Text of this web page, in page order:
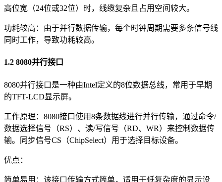
高位宽（24位或32位）时，线缆复杂且占用空间较大。
功耗较高：由于并行数据传输，每个时钟周期需要多条信号线
同时工作，导致功耗较高。
1.2 8080并行接口
8080并行接口是一种由Intel定义的8位数据总线，常用于早期
的TFT-LCD显示屏。
工作原理：8080接口使用8条数据线进行并行传输，通过命令/
数据选择信号（RS）、读/写信号（RD、WR）来控制数据传
输。同步信号CS（ChipSelect）用于选择目标设备。
优点：
简单易用：该接口传输方式简单，适用于低复杂度的显示设